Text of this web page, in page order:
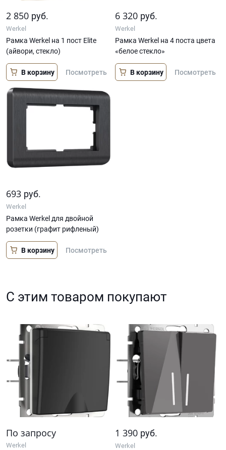
2 850 руб.
Werkel
Рамка Werkel на 1 пост Elite
(айвори, стекло)
В корзину Посмотреть
6 320 руб.
Werkel
Рамка Werkel на 4 поста цвета
«белое стекло»
В корзину Посмотреть
693 руб.
Werkel
Рамка Werkel для двойной
розетки (графит рифленый)
В корзину Посмотреть
С этим товаром покупают
По запросу
Werkel
1 390 руб.
Werkel